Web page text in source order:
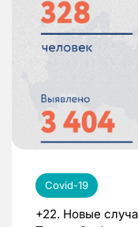
Covid-19
+22. Новые